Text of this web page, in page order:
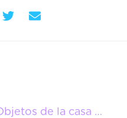
Objetos de la casa en inglés